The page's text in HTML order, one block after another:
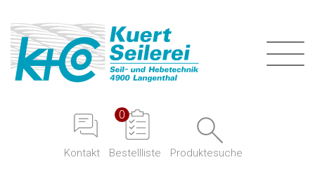
Kontakt Bestellliste
0
Produktesuche